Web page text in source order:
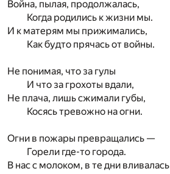
Война, пылая, продолжалась,
Когда родились к жизни мы.
И к матерям мы прижимались,
Как будто прячась от войны.
Не понимая, что за гулы
И что за грохоты вдали,
Не плача, лишь сжимали губы,
Косясь тревожно на огни.
Огни в пожары превращались —
Горели где-то города.
В нас с молоком, в те дни вливалась